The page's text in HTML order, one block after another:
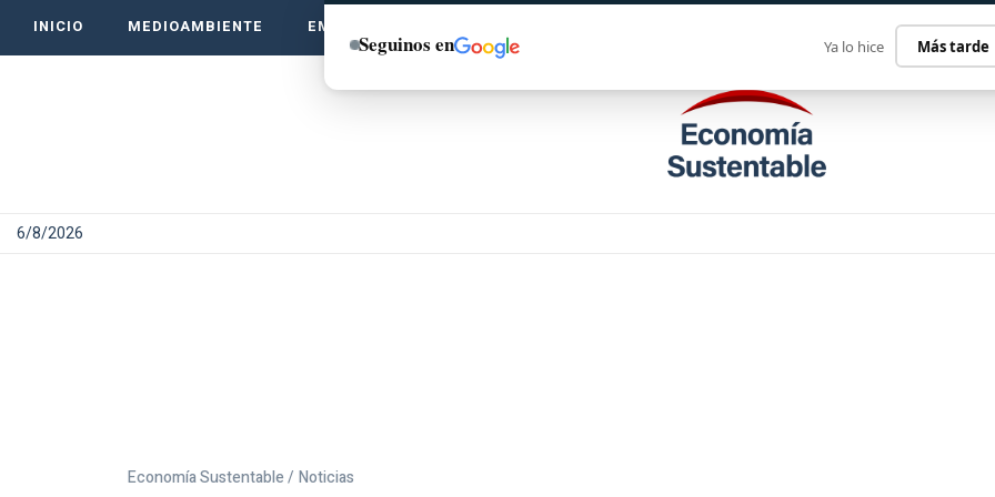
INICIO MEDIOAMBIENTE EMPRENDE VERDE
6/8/2026
Economía Sustentable / Noticias
Seguinos en Ya lo hice Más tarde